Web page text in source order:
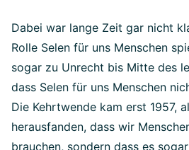
Dabei war lange Zeit gar nicht
Rolle Selen für uns Menschen
sogar zu Unrecht bis Mitte des
dass Selen für uns Menschen
Die Kehrtwende kam erst 1957,
herausfanden, dass wir
brauchen, sondern dass es sogar